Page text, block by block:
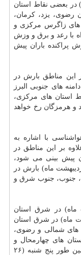
اردیبهشت ماه) در بعضی نقاط استان
رضوی، یزد، كرمان،
های زاگرس مركزی و
با رعد و برق و وزش
پراكنده باران پیش
علاوه بر این مناطق بارش در
های جنوبی البرز
استان های مركزی،
و هرمزگان رخ خواهد
با اشاره به
ماه) علاوه بر این مناطق در
پیش بینی می شود،
در ایام جمعه و شنبه (۲۷ و ۲۸ اردیبهشت ماه) بارش در
جنوب، جنوب شرق و
امروز (۲۴ اردیبهشت ماه) در شرق استان
سمنان و فردا (۲۵ اردیبهشت ماه) در شرق استان
های شمالی و رضوی،
های چهارمحال و
بختیاری و كهگیلویه و بویراحمد خواهد بود همین طور پنج شنبه (۲۶